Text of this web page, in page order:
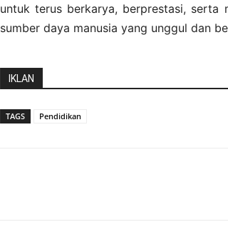
untuk terus berkarya, berprestasi, serta
sumber daya manusia yang unggul dan
IKLAN
TAGS Pendidikan